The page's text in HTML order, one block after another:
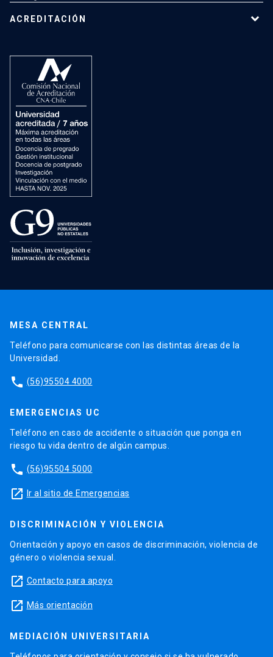
ACREDITACIÓN
MESA CENTRAL
Teléfono para comunicarse con las distintas áreas de la
Universidad.
phone (56)95504 4000
EMERGENCIAS UC
Teléfono en caso de accidente o situación que ponga en
riesgo tu vida dentro de algún campus.
phone (56)95504 5000
launch Ir al sitio de Emergencias
DISCRIMINACIÓN Y VIOLENCIA
Orientación y apoyo en casos de discriminación, violencia de
género o violencia sexual.
launch Contacto para apoyo
launch Más orientación
MEDIACIÓN UNIVERSITARIA